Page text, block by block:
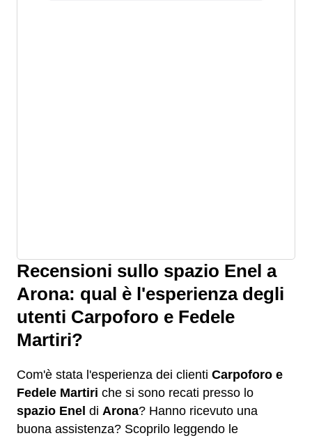
Recensioni sullo spazio Enel a
Arona: qual è l'esperienza degli
utenti Carpoforo e Fedele
Martiri?
Com'è stata l'esperienza dei clienti Carpoforo e
Fedele Martiri che si sono recati presso lo
spazio Enel di Arona? Hanno ricevuto una
buona assistenza? Scoprilo leggendo le